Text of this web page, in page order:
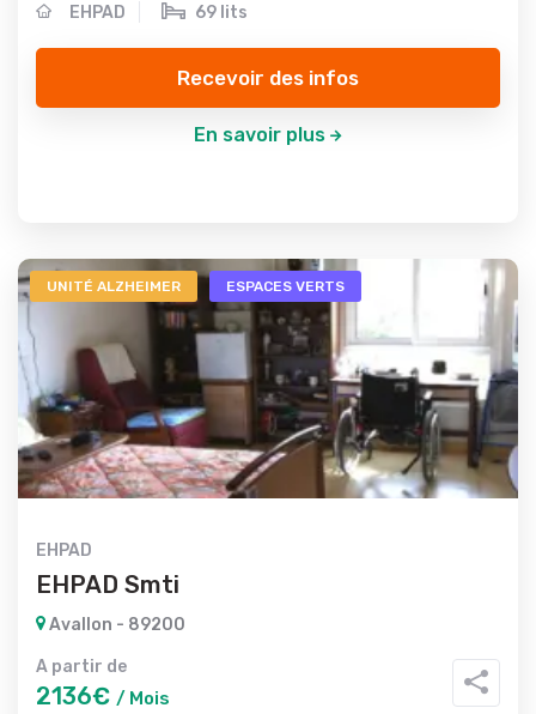
EHPAD 69 lits
Recevoir des infos
En savoir plus
UNITÉ ALZHEIMER ESPACES VERTS
EHPAD
EHPAD Smti
Avallon - 89200
A partir de
2136€ / Mois